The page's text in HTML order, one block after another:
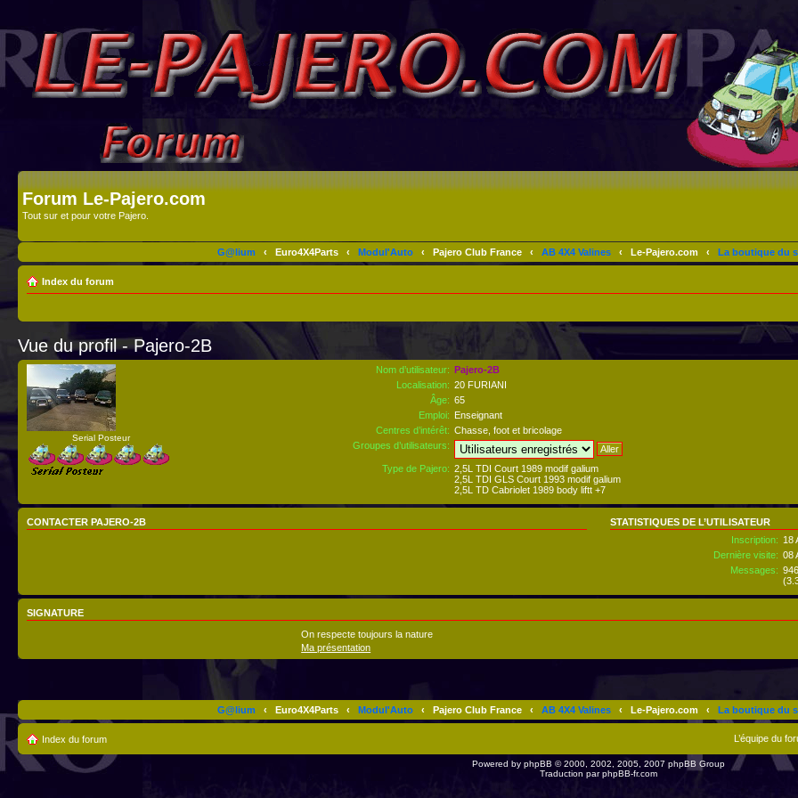
Forum Le-Pajero.com
Tout sur et pour votre Pajero.
G@lium ‹ Euro4X4Parts ‹ Modul'Auto ‹ Pajero Club France ‹ AB 4X4 Valines ‹ Le-Pajero.com ‹ La boutique du
Index du forum
Vue du profil - Pajero-2B
Serial Posteur
Nom d’utilisateur: Pajero-2B
Localisation: 20 FURIANI
Âge: 65
Emploi: Enseignant
Centres d’intérêt: Chasse, foot et bricolage
Groupes d’utilisateurs:
Type de Pajero: 2,5L TDI Court 1989 modif galium
2,5L TDI GLS Court 1993 modif galium
2,5L TD Cabriolet 1989 body liftt +7
CONTACTER PAJERO-2B
STATISTIQUES DE L’UTILISATEUR
Inscription: 18
Dernière visite: 08
Messages:
SIGNATURE
On respecte toujours la nature
Ma présentation
G@lium ‹ Euro4X4Parts ‹ Modul'Auto ‹ Pajero Club France ‹ AB 4X4 Valines ‹ Le-Pajero.com ‹ La boutique du
Index du forum L’équipe du
Powered by phpBB © 2000, 2002, 2005, 2007 phpBB Group
Traduction parphpBB-fr.com